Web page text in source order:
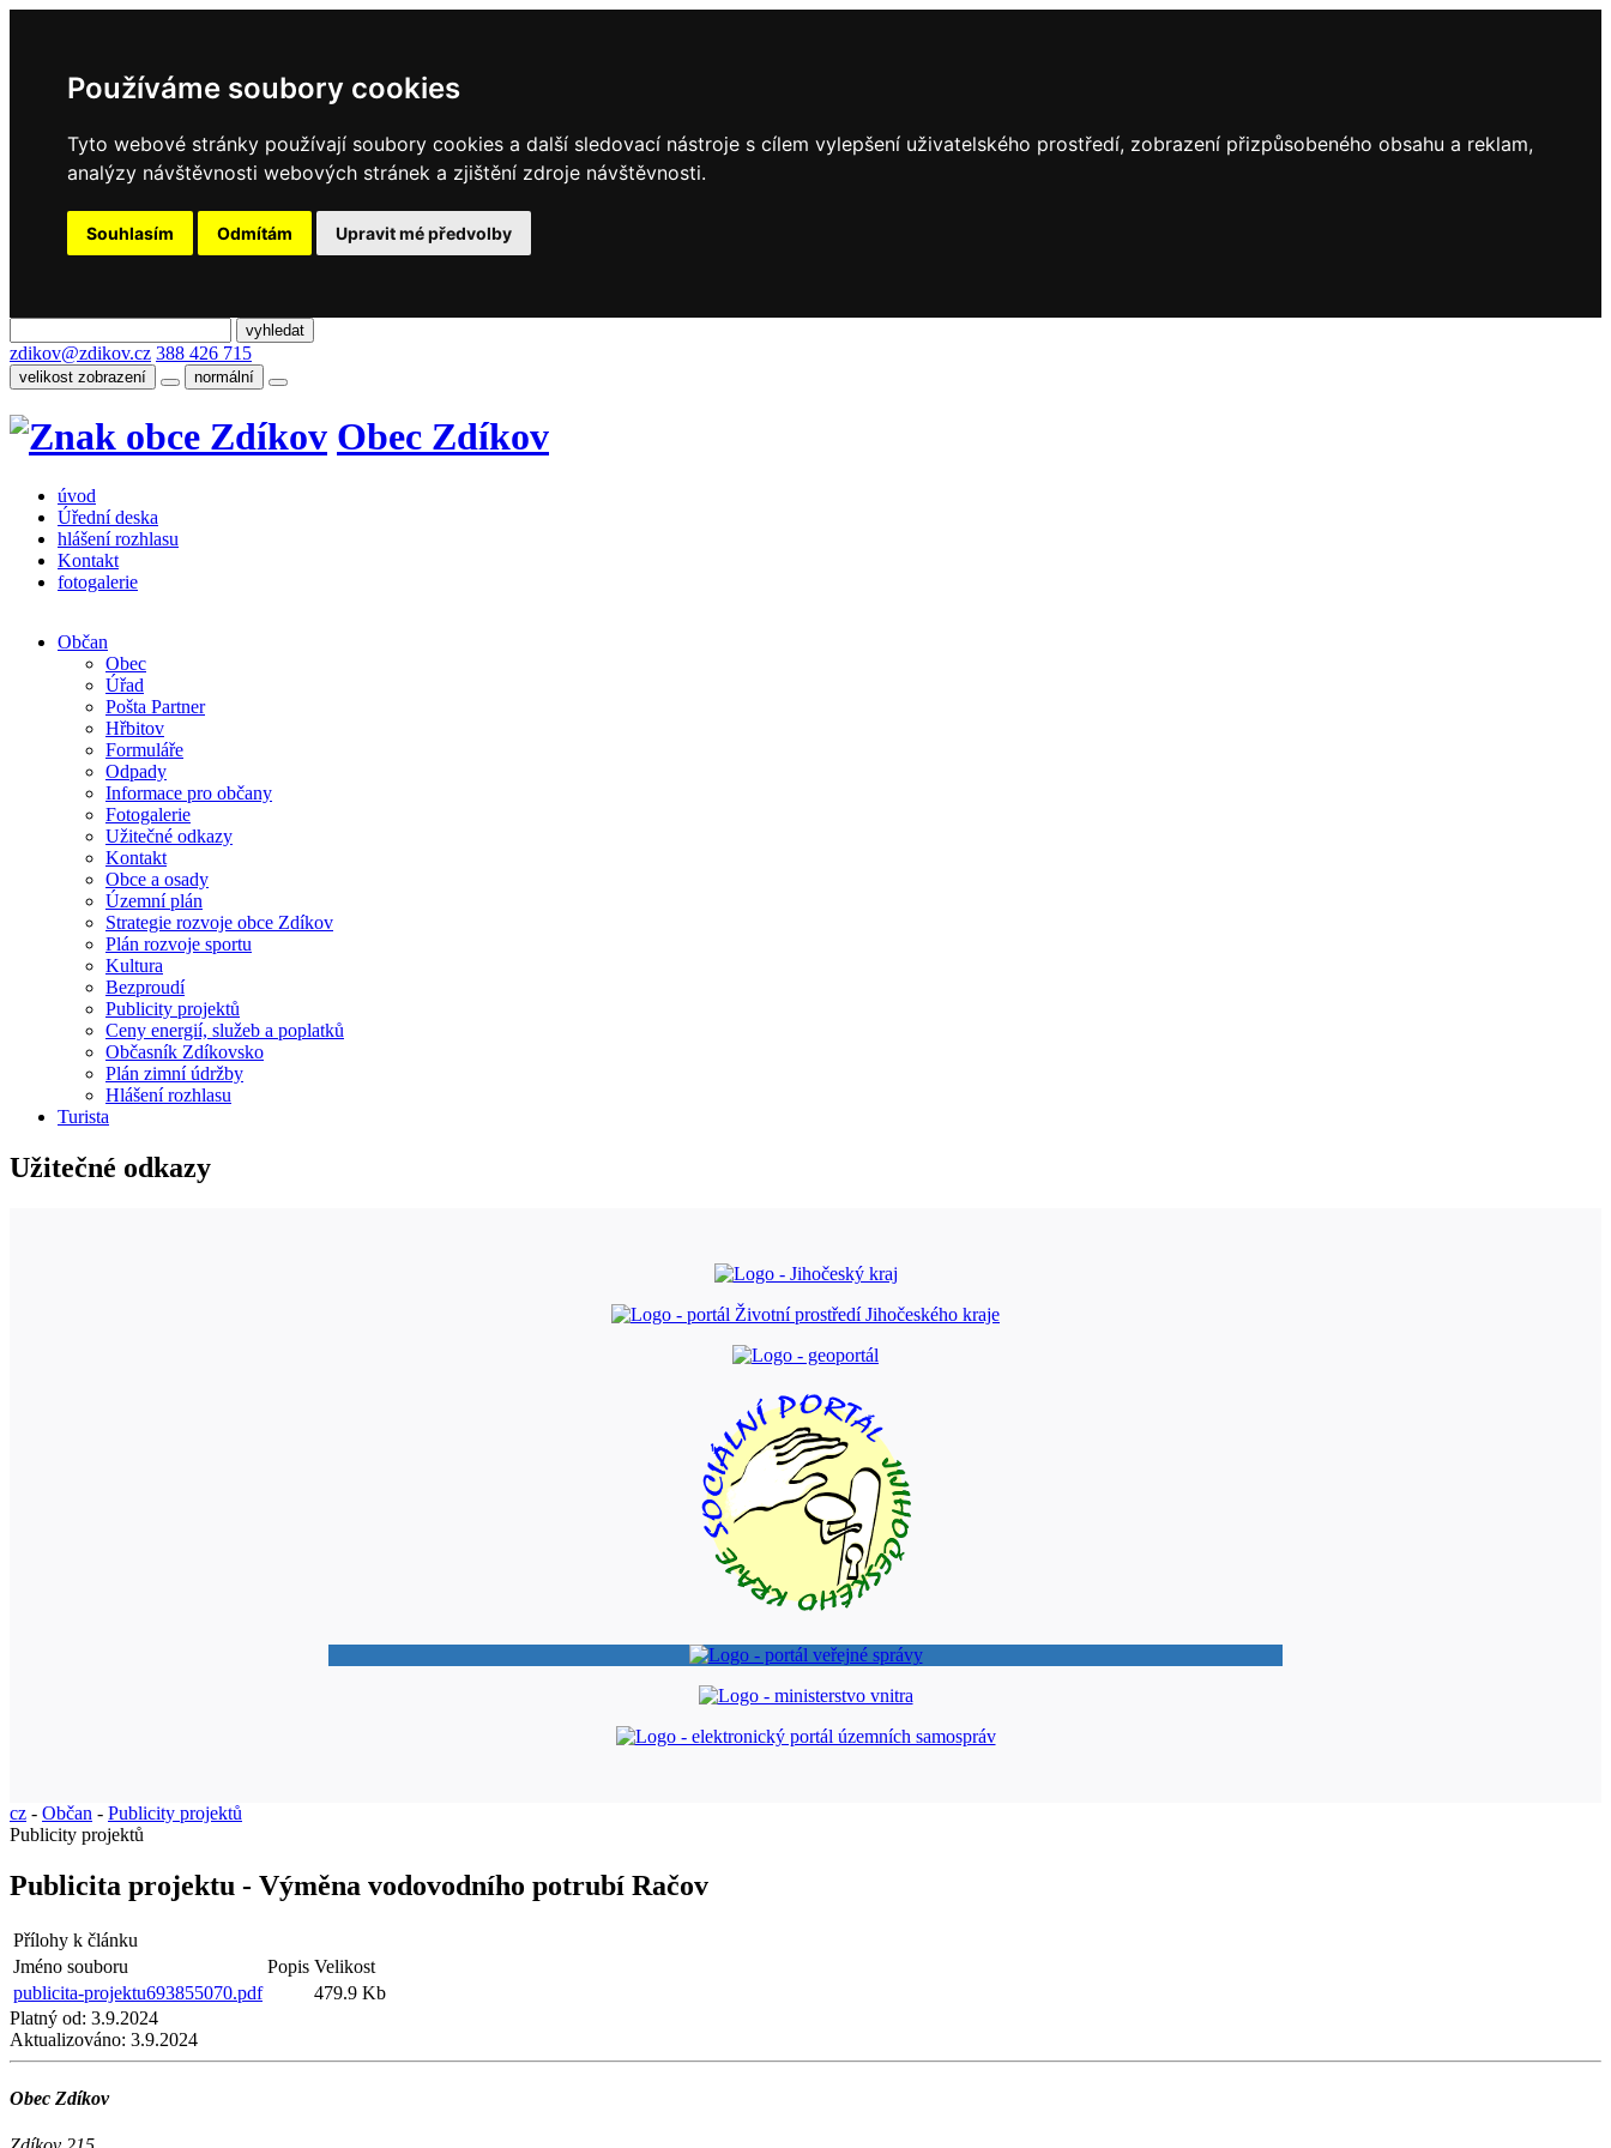
Používáme soubory cookies
Tyto webové stránky používají soubory cookies a další sledovací nástroje s cílem vylepšení uživatelského prostředí, zobrazení přizpůsobeného obsahu a reklam,
analýzy návštěvnosti webových stránek a zjištění zdroje návštěvnosti.
Souhlasím Odmítám Upravit mé předvolby
zdikov@zdikov.cz 388 426 715
velikost zobrazení normální
Obec Zdíkov
úvod
Úřední deska
hlášení rozhlasu
Kontakt
fotogalerie
Občan
Obec
Úřad
Pošta Partner
Hřbitov
Formuláře
Odpady
Informace pro občany
Fotogalerie
Užitečné odkazy
Kontakt
Obce a osady
Územní plán
Strategie rozvoje obce Zdíkov
Plán rozvoje sportu
Kultura
Bezproudí
Publicity projektů
Ceny energií, služeb a poplatků
Občasník Zdíkovsko
Plán zimní údržby
Hlášení rozhlasu
Turista
Užitečné odkazy
cz - Občan - Publicity projektů
Publicity projektů
Publicita projektu - Výměna vodovodního potrubí Račov
Přílohy k článku
Jméno souboru
Popis Velikost
publicita-projektu693855070.pdf
479.9 Kb
Platný od: 3.9.2024
Aktualizováno: 3.9.2024
Obec Zdíkov